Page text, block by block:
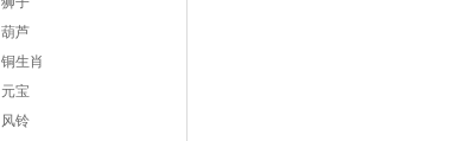
葫芦
铜生肖
元宝
风铃